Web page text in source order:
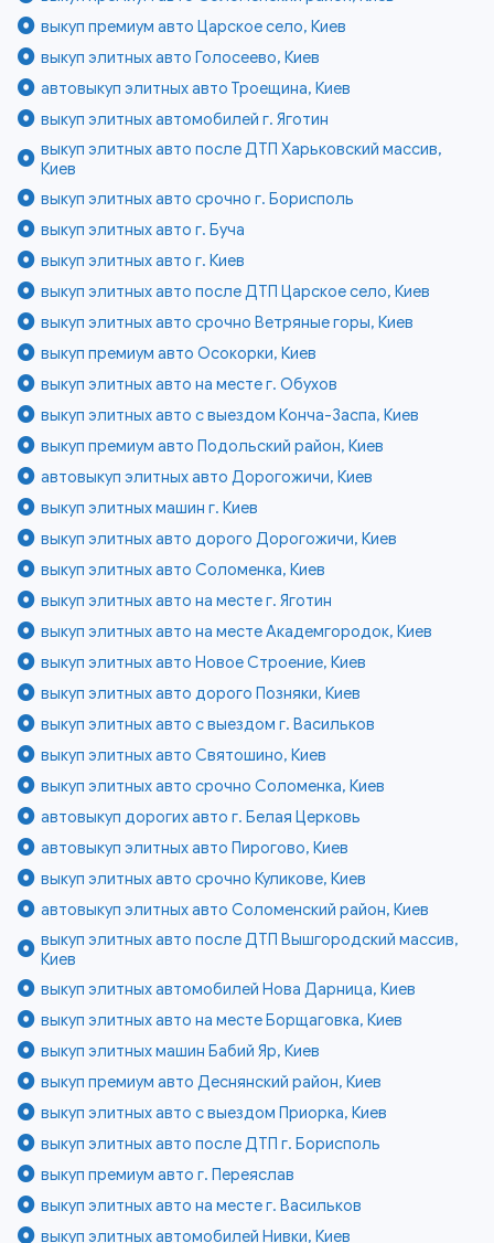
выкуп премиум авто Царское село, Киев
выкуп элитных авто Голосеево, Киев
автовыкуп элитных авто Троещина, Киев
выкуп элитных автомобилей г. Яготин
выкуп элитных авто после ДТП Харьковский массив,
Киев
выкуп элитных авто срочно г. Борисполь
выкуп элитных авто г. Буча
выкуп элитных авто г. Киев
выкуп элитных авто после ДТП Царское село, Киев
выкуп элитных авто срочно Ветряные горы, Киев
выкуп премиум авто Осокорки, Киев
выкуп элитных авто на месте г. Обухов
выкуп элитных авто с выездом Конча-Заспа, Киев
выкуп премиум авто Подольский район, Киев
автовыкуп элитных авто Дорогожичи, Киев
выкуп элитных машин г. Киев
выкуп элитных авто дорого Дорогожичи, Киев
выкуп элитных авто Соломенка, Киев
выкуп элитных авто на месте г. Яготин
выкуп элитных авто на месте Академгородок, Киев
выкуп элитных авто Новое Строение, Киев
выкуп элитных авто дорого Позняки, Киев
выкуп элитных авто с выездом г. Васильков
выкуп элитных авто Святошино, Киев
выкуп элитных авто срочно Соломенка, Киев
автовыкуп дорогих авто г. Белая Церковь
автовыкуп элитных авто Пирогово, Киев
выкуп элитных авто срочно Куликове, Киев
автовыкуп элитных авто Соломенский район, Киев
выкуп элитных авто после ДТП Вышгородский массив,
Киев
выкуп элитных автомобилей Нова Дарница, Киев
выкуп элитных авто на месте Борщаговка, Киев
выкуп элитных машин Бабий Яр, Киев
выкуп премиум авто Деснянский район, Киев
выкуп элитных авто с выездом Приорка, Киев
выкуп элитных авто после ДТП г. Борисполь
выкуп премиум авто г. Переяслав
выкуп элитных авто на месте г. Васильков
выкуп элитных автомобилей Нивки, Киев